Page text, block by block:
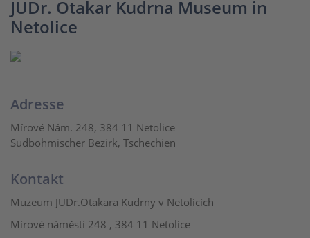
JUDr. Otakar Kudrna Museum in
Netolice
Adresse
Mírové Nám. 248, 384 11 Netolice
Südböhmischer Bezirk, Tschechien
Kontakt
Muzeum JUDr.Otakara Kudrny v Netolicích
Mírové náměstí 248 , 384 11 Netolice